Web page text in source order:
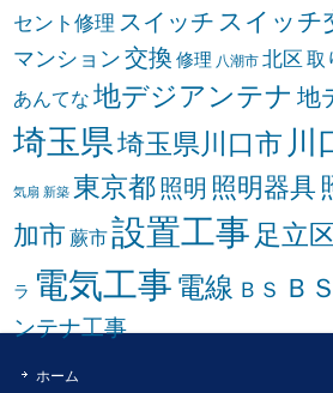
セント修理 スイッチ スイッチ
マンション 交換 修理 八潮市 北区 取
あんてな 地デジアンテナ 地
埼玉県埼玉県川口市 川
気扇 新築 東京都照明 照明器具
加市 蕨市設置工事 足立
ラ 電気工事 電線 ＢＳ Ｂ
ンテナ工事
ホーム